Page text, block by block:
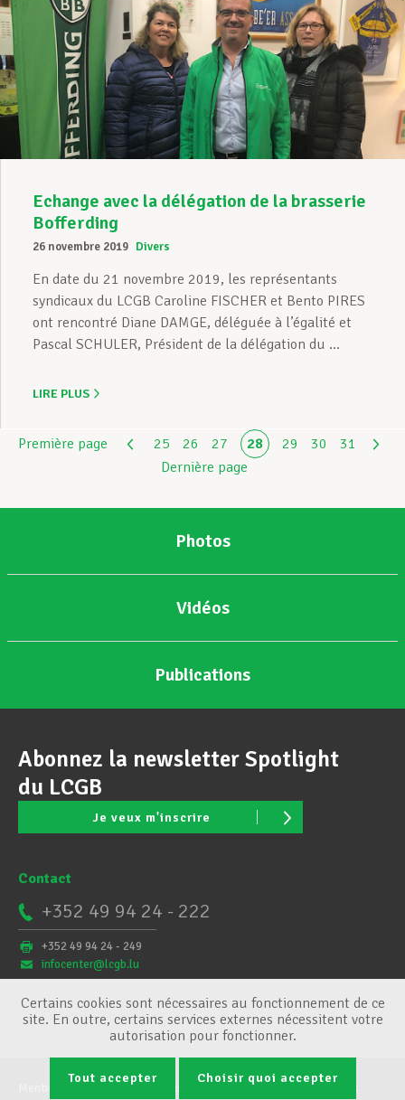
Echange avec la délégation de la brasserie
Bofferding
26 novembre 2019 Divers
En date du 21 novembre 2019, les représentants
syndicaux du LCGB Caroline FISCHER et Bento PIRES
ont rencontré Diane DAMGE, déléguée à l’égalité et
Pascal SCHULER, Président de la délégation du ...
LIRE PLUS
Première page 25 26 27 28 29 30
31
Dernière page
Photos
Vidéos
Publications
Abonnez la newsletter Spotlight
du LCGB
Je veux m'inscrire
Contact
+352 49 94 24 - 222
+352 49 94 24 - 249
infocenter@lcgb.lu
Conditions générales Gestion des cookies
Certains cookies sont nécessaires au fonctionnement de ce
site. En outre, certains services externes nécessitent votre
autorisation pour fonctionner.
Tout accepter Choisir quoi accepter